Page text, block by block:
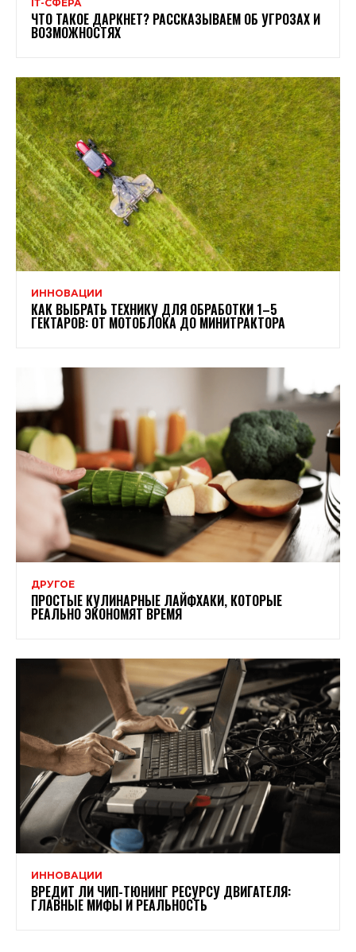
ІТ-СФЕРА
ЧТО ТАКОЕ ДАРКНЕТ? РАССКАЗЫВАЕМ ОБ УГРОЗАХ И
ВОЗМОЖНОСТЯХ
ИННОВАЦИИ
КАК ВЫБРАТЬ ТЕХНИКУ ДЛЯ ОБРАБОТКИ 1–5
ГЕКТАРОВ: ОТ МОТОБЛОКА ДО МИНИТРАКТОРА
ДРУГОЕ
ПРОСТЫЕ КУЛИНАРНЫЕ ЛАЙФХАКИ, КОТОРЫЕ
РЕАЛЬНО ЭКОНОМЯТ ВРЕМЯ
ИННОВАЦИИ
ВРЕДИТ ЛИ ЧИП-ТЮНИНГ РЕСУРСУ ДВИГАТЕЛЯ:
ГЛАВНЫЕ МИФЫ И РЕАЛЬНОСТЬ